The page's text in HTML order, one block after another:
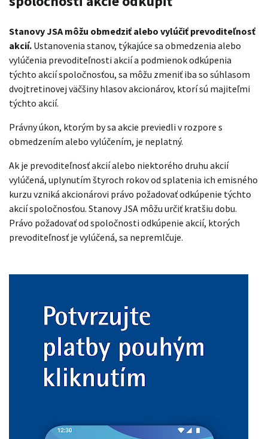
Stanovy JSA môžu obmedziť alebo vylúčiť prevoditeľnosť
akcií. Ustanovenia stanov, týkajúce sa obmedzenia alebo
vylúčenia prevoditeľnosti akcií a podmienok odkúpenia
týchto akcií spoločnosťou, sa môžu zmeniť iba so súhlasom
dvojtretinovej väčšiny hlasov akcionárov, ktorí sú majiteľmi
týchto akcií.
Právny úkon, ktorým by sa akcie previedli v rozpore s
obmedzením alebo vylúčením, je neplatný.
Ak je prevoditeľnosť akcií alebo niektorého druhu akcií
vylúčená, uplynutím štyroch rokov od splatenia ich emisného
kurzu vzniká akcionárovi právo požadovať odkúpenie týchto
akcií spoločnosťou. Stanovy JSA môžu určiť kratšiu dobu.
Právo požadovať od spoločnosti odkúpenie akcií, ktorých
prevoditeľnosť je vylúčená, sa nepremlčuje.